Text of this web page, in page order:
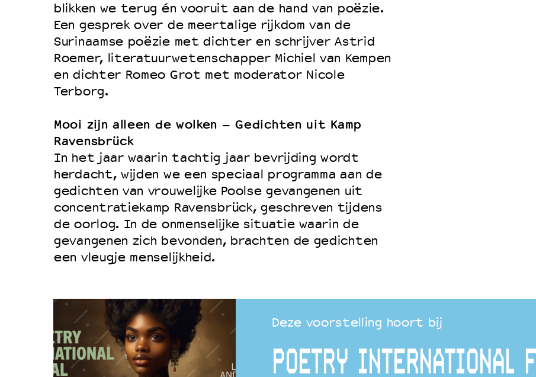
blikken we terug én vooruit aan de hand van poëzie.
Een gesprek over de meertalige rijkdom van de
Surinaamse poëzie met dichter en schrijver Astrid
Roemer, literatuurwetenschapper Michiel van Kempen
en dichter Romeo Grot met moderator Nicole
Terborg.
Mooi zijn alleen de wolken – Gedichten uit Kamp
Ravensbrück
In het jaar waarin tachtig jaar bevrijding wordt
herdacht, wijden we een speciaal programma aan de
gedichten van vrouwelijke Poolse gevangenen uit
concentratiekamp Ravensbrück, geschreven tijdens
de oorlog. In de onmenselijke situatie waarin de
gevangenen zich bevonden, brachten de gedichten
een vleugje menselijkheid.
Deze voorstelling hoort bij
POETRY INTERNATIONAL